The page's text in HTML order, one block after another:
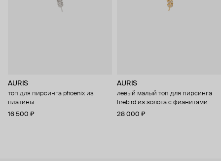
AURIS
топ для пирсинга phoenix из
платины
16 500 ₽
AURIS
левый малый топ для пирсинга
firebird из золота с фианитами
28 000 ₽